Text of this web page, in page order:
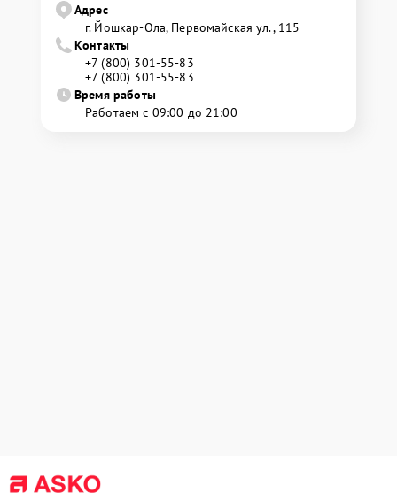
Адрес
г. Йошкар-Ола, Первомайская ул., 115
Контакты
+7 (800) 301-55-83
+7 (800) 301-55-83
Время работы
Работаем с 09:00 до 21:00